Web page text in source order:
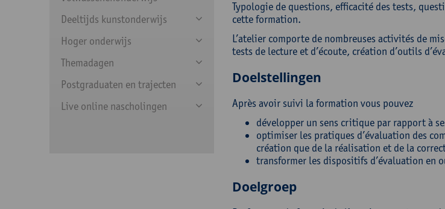
Deeltijds kunstonderwijs
Hoger onderwijs
Themadagen
Postgraduaten en trajecten
Live online nascholingen
Typologie de questions, efficacité des tests,
cette formation.
L’atelier comporte de nombreuses activités de
tests de lecture et d’écoute, création d’outils
Doelstellingen
Après avoir suivi la formation vous pouvez
développer un sens critique par rapport à
optimiser les pratiques d’évaluation des
création que de la réalisation et de la
transformer les dispositifs d’évaluation en
Doelgroep